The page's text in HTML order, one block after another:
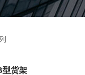
型货架